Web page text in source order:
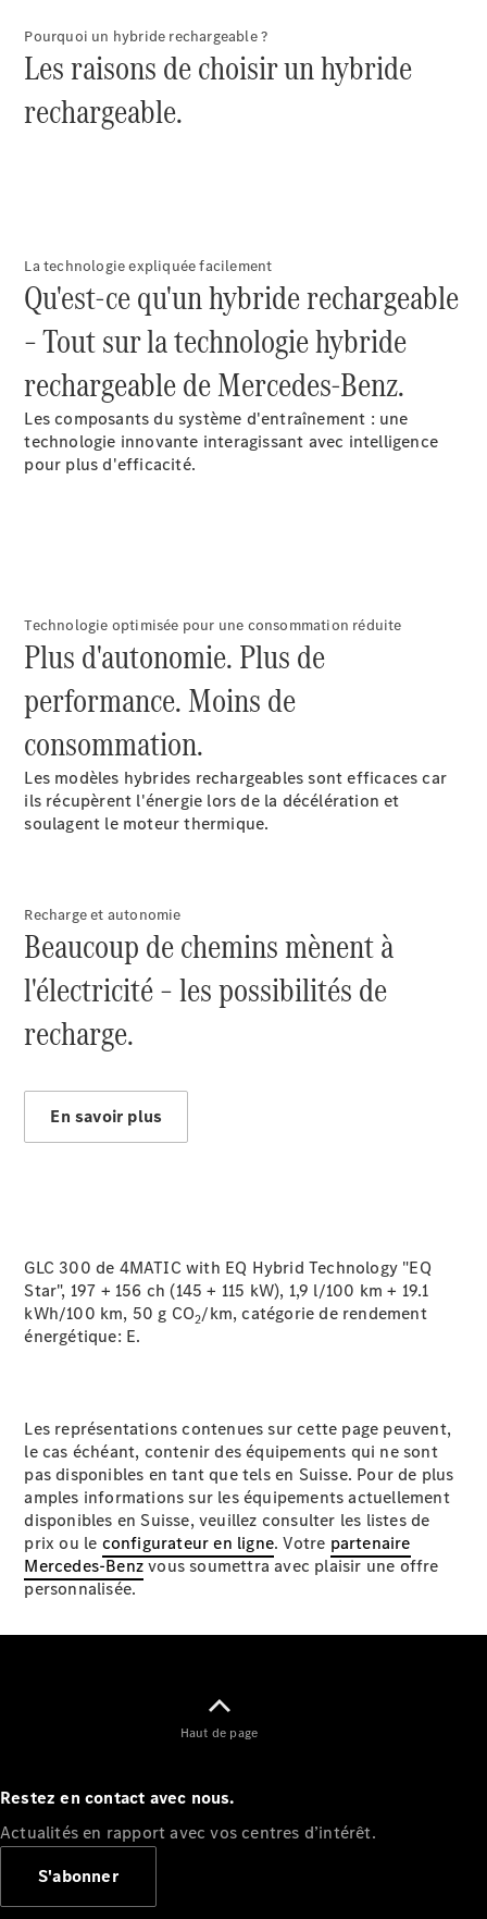
Pourquoi un hybride rechargeable ?
Les raisons de choisir un hybride
rechargeable.
La technologie expliquée facilement
Qu'est-ce qu'un hybride rechargeable
– Tout sur la technologie hybride
rechargeable de Mercedes-Benz.
Les composants du système d'entraînement : une
technologie innovante interagissant avec intelligence
pour plus d'efficacité.
Technologie optimisée pour une consommation réduite
Plus d'autonomie. Plus de
performance. Moins de
consommation.
Les modèles hybrides rechargeables sont efficaces car
ils récupèrent l'énergie lors de la décélération et
soulagent le moteur thermique.
Recharge et autonomie
Beaucoup de chemins mènent à
l'électricité – les possibilités de
recharge.
En savoir plus
GLC 300 de 4MATIC with EQ Hybrid Technology "EQ
Star", 197 + 156 ch (145 + 115 kW), 1,9 l/100 km + 19.1
kWh/100 km, 50 g CO2/km, catégorie de rendement
énergétique: E.
Les représentations contenues sur cette page peuvent,
le cas échéant, contenir des équipements qui ne sont
pas disponibles en tant que tels en Suisse. Pour de plus
amples informations sur les équipements actuellement
disponibles en Suisse, veuillez consulter les listes de
prix ou le configurateur en ligne. Votre partenaire
Mercedes-Benzvous soumettra avec plaisir une offre
personnalisée.
Haut de page
Restez en contact avec nous.
Actualités en rapport avec vos centres d’intérêt.
S'abonner